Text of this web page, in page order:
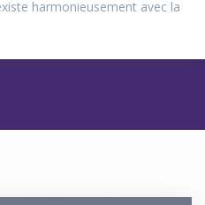
harmonieusement avec la